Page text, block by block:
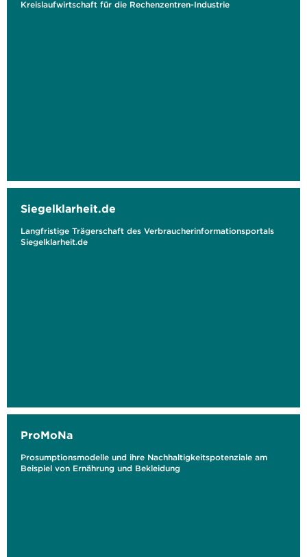
Kreislaufwirtschaft für die Rechenzentren-Industrie
Siegelklarheit.de
Langfristige Trägerschaft des Verbraucherinformationsportals
Siegelklarheit.de
ProMoNa
Prosumptionsmodelle und ihre Nachhaltigkeitspotenziale am
Beispiel von Ernährung und Bekleidung